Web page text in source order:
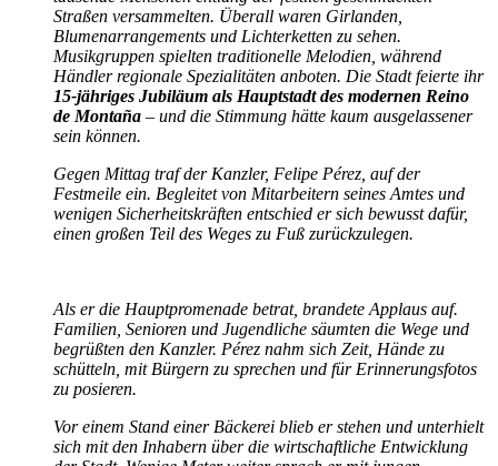
Straßen versammelten. Überall waren Girlanden,
Blumenarrangements und Lichterketten zu sehen.
Musikgruppen spielten traditionelle Melodien, während
Händler regionale Spezialitäten anboten. Die Stadt feierte ihr
15-jähriges Jubiläum als Hauptstadt des modernen Reino
de Montaña – und die Stimmung hätte kaum ausgelassener
sein können.
Gegen Mittag traf der Kanzler, Felipe Pérez, auf der
Festmeile ein. Begleitet von Mitarbeitern seines Amtes und
wenigen Sicherheitskräften entschied er sich bewusst dafür,
einen großen Teil des Weges zu Fuß zurückzulegen.
Als er die Hauptpromenade betrat, brandete Applaus auf.
Familien, Senioren und Jugendliche säumten die Wege und
begrüßten den Kanzler. Pérez nahm sich Zeit, Hände zu
schütteln, mit Bürgern zu sprechen und für Erinnerungsfotos
zu posieren.
Vor einem Stand einer Bäckerei blieb er stehen und unterhielt
sich mit den Inhabern über die wirtschaftliche Entwicklung